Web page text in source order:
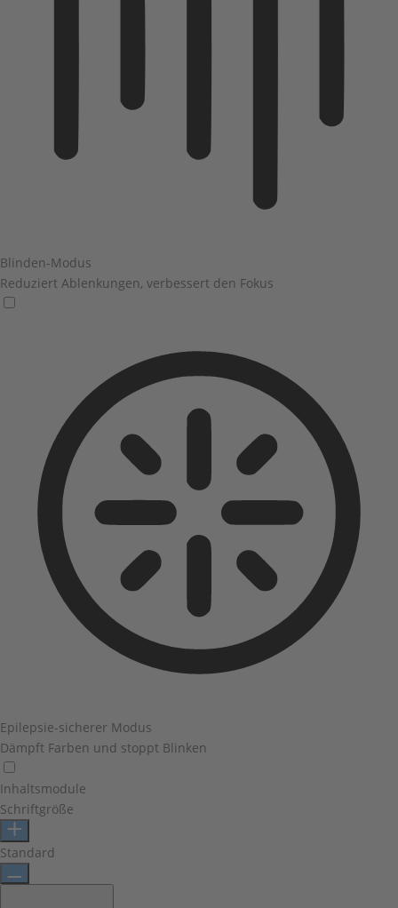
Blinden-Modus
Reduziert Ablenkungen, verbessert den Fokus
Epilepsie-sicherer Modus
Dämpft Farben und stoppt Blinken
Inhaltsmodule
Schriftgröße
Standard